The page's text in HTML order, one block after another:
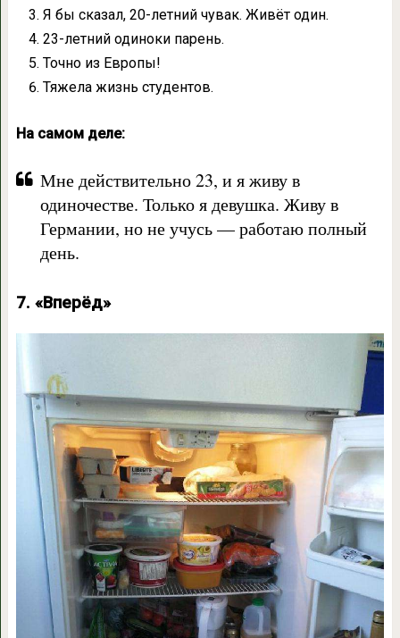
Я бы сказал, 20-летний чувак. Живёт один.
23-летний одиноки парень.
Точно из Европы!
Тяжела жизнь студентов.
На самом деле:
Мне действительно 23, и я живу в
одиночестве. Только я девушка. Живу в
Германии, но не учусь — работаю полный
день.
7. «Вперёд»